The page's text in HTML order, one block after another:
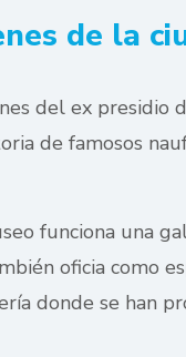
de la
del ex presidio
de famosos
funciona una
oficia como
donde se han